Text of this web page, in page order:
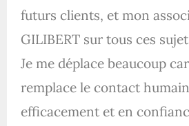
futurs clients, et mon
GILIBERT sur tous ces
Je me déplace beaucoup
remplace le contact
efficacement et en